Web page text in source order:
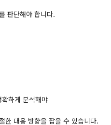
판단해야 합니다.
하게 분석해야
한 대응 방향을 잡을 수 있습니다.